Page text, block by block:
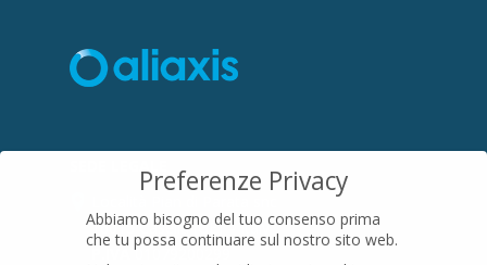
16015 Casella (GE) – Italy
01079200299
Preferenze Privacy
Abbiamo bisogno del tuo consenso prima
che tu possa continuare sul nostro sito web.